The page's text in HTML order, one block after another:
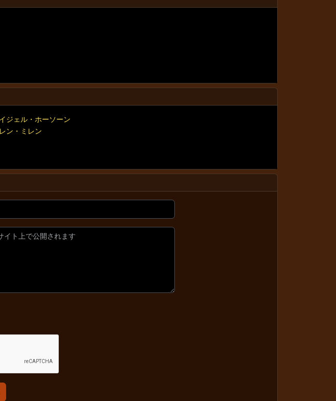
ジェル・ホーソーン
ン・ミレン